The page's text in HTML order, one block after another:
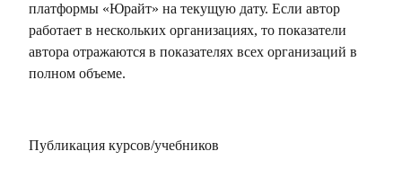
платформы «Юрайт» на текущую дату. Если автор
работает в нескольких организациях, то показатели
автора отражаются в показателях всех организаций в
полном объеме.
Публикация курсов/учебников